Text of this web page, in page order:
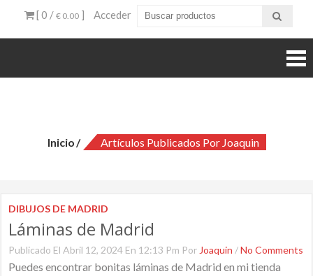
[ 0 / € 0.00] Acceder
Inicio Artículos Publicados Por Joaquin
DIBUJOS DE MADRID
Láminas de Madrid
Publicado El Abril 12, 2024 En 12:13 Pm Por Joaquin /No Comments
Puedes encontrar bonitas láminas de Madrid en mi tienda